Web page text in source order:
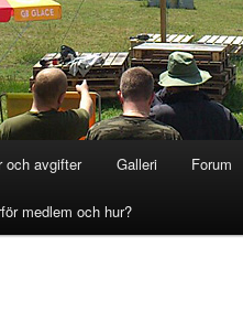
och avgifter Galleri Forum
medlem och hur?